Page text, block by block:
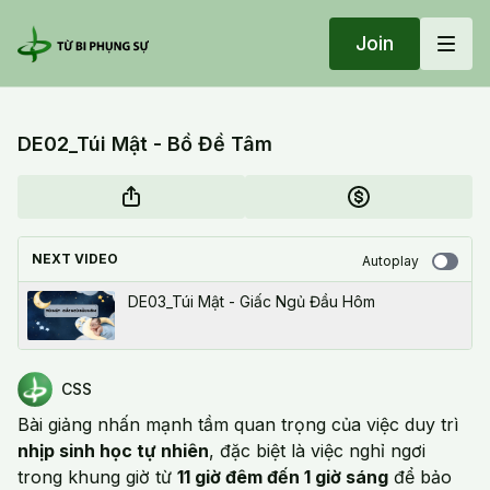
Join
DE02_Túi Mật - Bồ Đề Tâm
NEXT VIDEO Autoplay
DE03_Túi Mật - Giấc Ngủ Đầu Hôm
CSS
Bài giảng nhấn mạnh tầm quan trọng của việc duy trì
nhịp sinh học tự nhiên, đặc biệt là việc nghỉ ngơi
trong khung giờ từ 11 giờ đêm đến 1 giờ sáng để bảo